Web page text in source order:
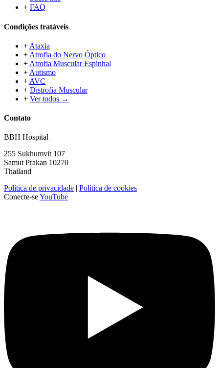
+ FAQ
Condições tratáveis
+ Ataxia
+ Atrofia do Nervo Óptico
+ Atrofia Muscular Espinhal
+ Autismo
+ AVC
+ Distrofia Muscular
+ Ver todos →
Contato
BBH Hospital
255 Sukhumvit 107
Samut Prakan 10270
Thailand
Política de privacidade | Política de cookies
Conecte-seYouTube